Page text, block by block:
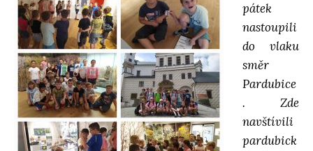
á
v
á
pátek
nastoupili
do vlaku
směr
Pardubice
. Zde
navštívili
pardubick